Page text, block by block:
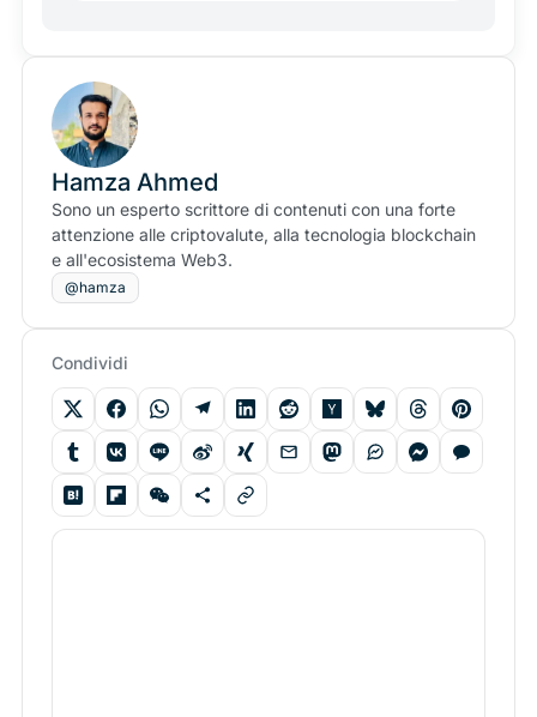
Hamza Ahmed
Sono un esperto scrittore di contenuti con una forte
attenzione alle criptovalute, alla tecnologia blockchain
e all'ecosistema Web3.
@hamza
Condividi